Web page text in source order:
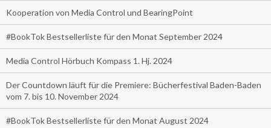
Kooperation von Media Control und BearingPoint
#BookTok Bestsellerliste für den Monat September 2024
Media Control Hörbuch Kompass 1. Hj. 2024
Der Countdown läuft für die Premiere: Bücherfestival Baden-Baden
vom 7. bis 10. November 2024
#BookTok Bestsellerliste für den Monat August 2024